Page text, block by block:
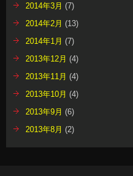
2014年3月 (7)
2014年2月 (13)
2014年1月 (7)
2013年12月 (4)
2013年11月 (4)
2013年10月 (4)
2013年9月 (6)
2013年8月 (2)